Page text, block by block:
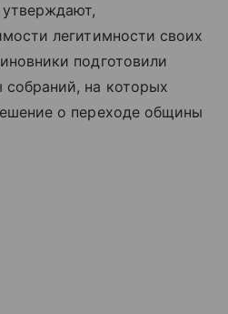
легитимности своих
подготовили
на которых
о переходе общины